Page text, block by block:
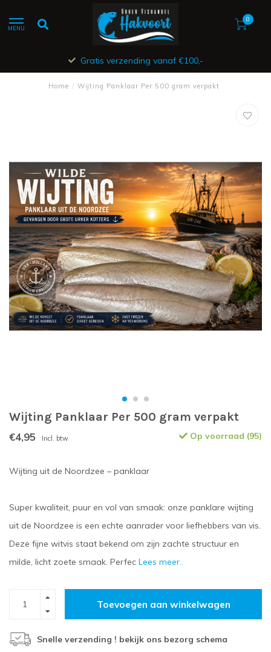
MENU
0
Gratis verzending vanaf €100,-
Home / Wijting Panklaar Per 500 gram verpakt
Wijting Panklaar Per 500 gram verpakt
€4,95 Incl. btw Op voorraad (95)
Wijting uit de Noordzee – panklaar
Super kwaliteit, puur en vol van smaak: onze panklare wijting
uit de Noordzee is een echte aanrader voor liefhebbers van vis.
Deze fijne witvis staat bekend om zijn zachte structuur en
milde, licht zoete smaak. Perfec Lees meer..
Toevoegen aan winkelwagen
Snelle verzending ! bekijk ons bezorg schema